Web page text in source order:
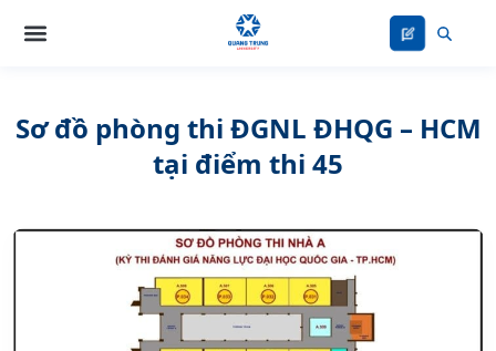
Sơ đồ phòng thi ĐGNL ĐHQG – HCM
tại điểm thi 45